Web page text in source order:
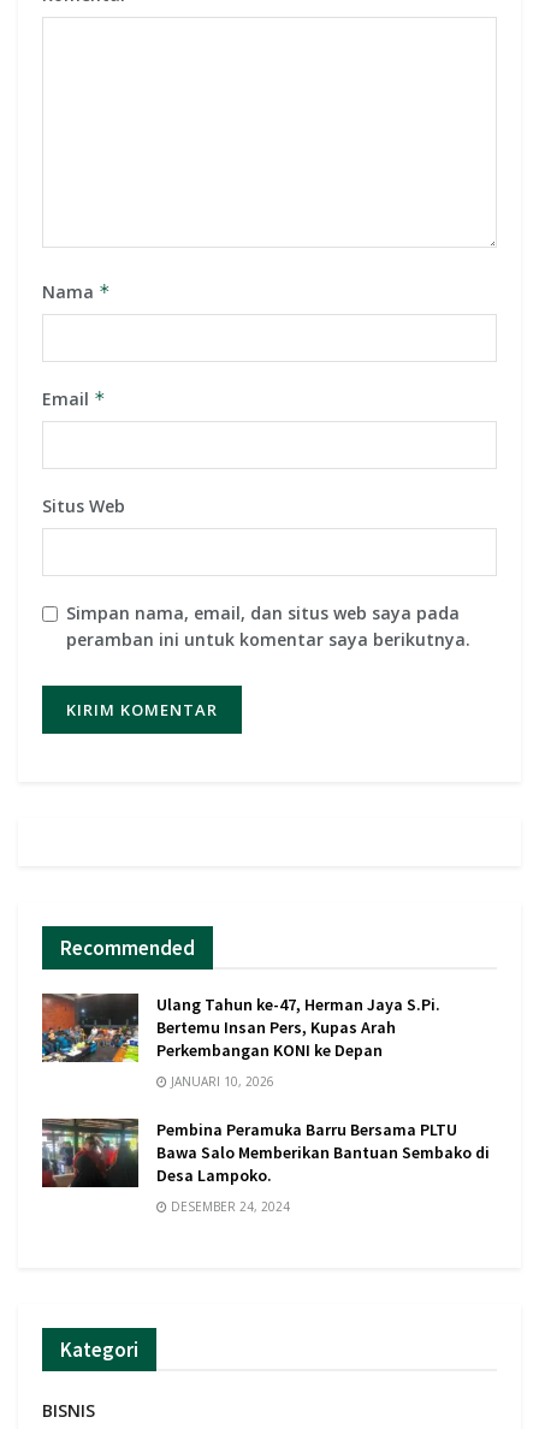
Nama *
Email *
Situs Web
Simpan nama, email, dan situs web saya pada
peramban ini untuk komentar saya berikutnya.
Recommended
Ulang Tahun ke-47, Herman Jaya S.Pi.
Bertemu Insan Pers, Kupas Arah
Perkembangan KONI ke Depan
JANUARI 10, 2026
Pembina Peramuka Barru Bersama PLTU
Bawa Salo Memberikan Bantuan Sembako di
Desa Lampoko.
DESEMBER 24, 2024
Kategori
BISNIS